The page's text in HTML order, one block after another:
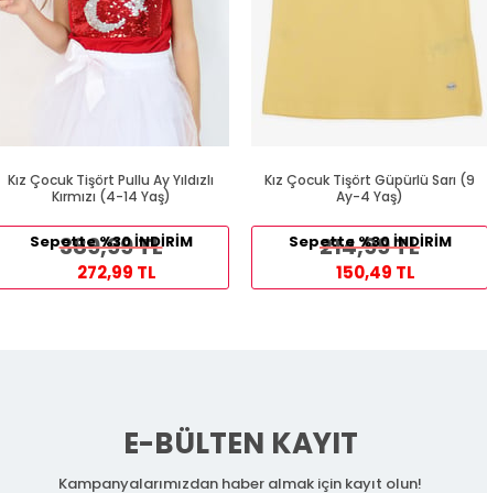
Kız Çocuk Tişört Pullu Ay Yıldızlı
Kırmızı (4-14 Yaş)
389,99 TL
Sepette %30 İNDİRİM
272,99 TL
Kız Çocuk Tişört Güpürlü Sarı (9
Ay-4 Yaş)
214,99 TL
Sepette %30 İNDİRİM
150,49 TL
E-BÜLTEN KAYIT
Kampanyalarımızdan haber almak için kayıt olun!